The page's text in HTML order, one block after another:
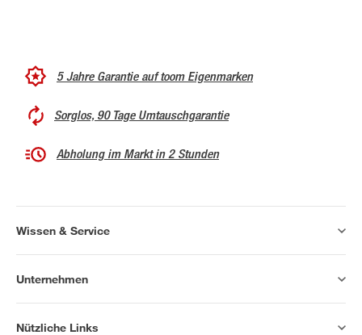
5 Jahre Garantie auf toom Eigenmarken
Sorglos, 90 Tage Umtauschgarantie
Abholung im Markt in 2 Stunden
Wissen & Service
Unternehmen
Nützliche Links